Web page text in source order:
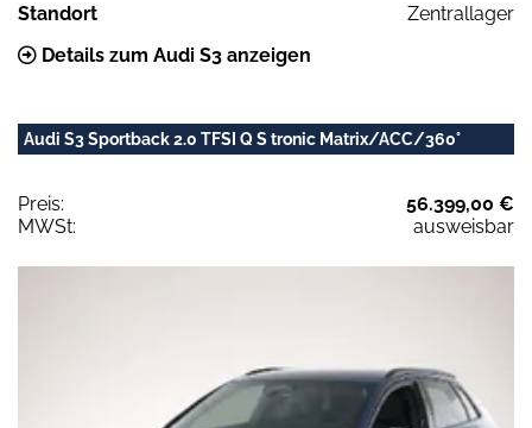
Standort
Zentrallager
Details zum Audi S3 anzeigen
Audi S3 Sportback 2.0 TFSI Q S tronic Matrix/ACC/360°
Preis:
56.399,00 €
MWSt:
ausweisbar